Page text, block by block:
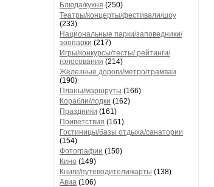
Блюда/кухня (250)
Театры/концерты/фестивали/шоу
(233)
Национальные парки/заповедники/
зоопарки (217)
Игры/конкурсы/тесты/ рейтинги/
голосования (214)
Железные дороги/метро/трамваи
(190)
Планы/маршруты (166)
Корабли/лодки (162)
Праздники (161)
Приветствия (161)
Гостиницы/базы отдыха/санатории
(154)
Фотографии (150)
Кино (149)
Книги/путеводители/карты (138)
Авиа (106)